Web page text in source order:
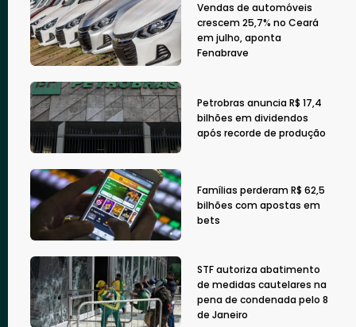
Vendas de automóveis
crescem 25,7% no Ceará
em julho, aponta
Fenabrave
Petrobras anuncia R$ 17,4
bilhões em dividendos
após recorde de produção
Famílias perderam R$ 62,5
bilhões com apostas em
bets
STF autoriza abatimento
de medidas cautelares na
pena de condenada pelo 8
de Janeiro